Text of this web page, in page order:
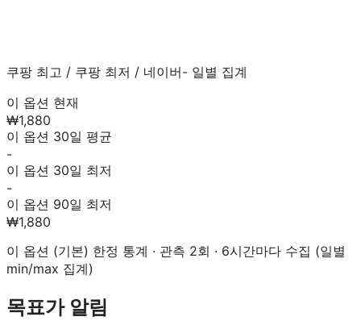
쿠팡 최고 / 쿠팡 최저 / 네이버- 일별 집계
이 옵션 현재
₩1,880
이 옵션 30일 평균
-
이 옵션 30일 최저
-
이 옵션 90일 최저
₩1,880
이 옵션 (기본) 한정 통계 · 관측 2회 · 6시간마다 수집 (일별
min/max 집계)
목표가 알림